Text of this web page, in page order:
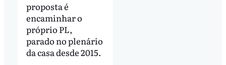
proposta é
encaminhar o
próprio PL,
parado no plenário
da casa desde 2015.